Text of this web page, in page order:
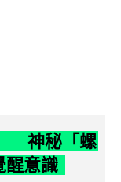
神秘「螺
醒意識